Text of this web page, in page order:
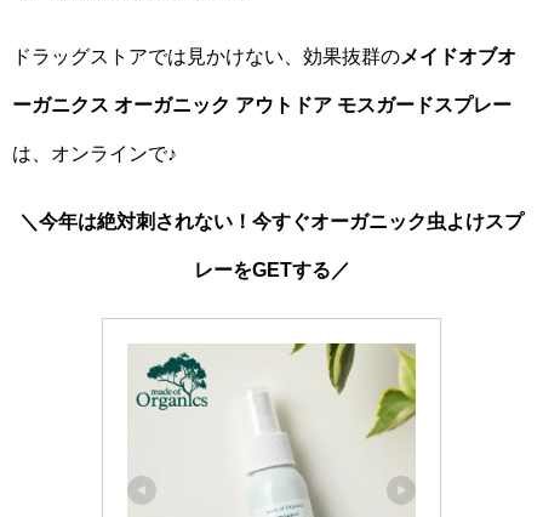
ドラッグストアでは見かけない、効果抜群のメイドオブオ
ーガニクス オーガニック アウトドア モスガードスプレー
は、オンラインで♪
＼今年は絶対刺されない！今すぐオーガニック虫よけスプ
レーをGETする／